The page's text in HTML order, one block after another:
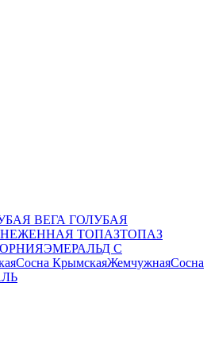
ВЕГА ГОЛУБАЯ
ТОПАЗТОПАЗ
ЭМЕРАЛЬД С
Сосна КрымскаяЖемчужнаяСосна